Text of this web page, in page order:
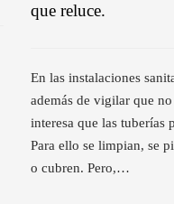
que reluce.
En las instalaciones
además de vigilar que
interesa que las tuberías
Para ello se limpian, se
o cubren. Pero,…